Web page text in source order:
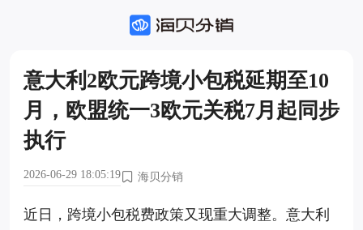
意大利2欧元跨境小包税延期至10
月，欧盟统一3欧元关税7月起同步
执行
2026-06-29 18:05:19 海贝分销
近日，跨境小包税费政策又现重大调整。意大利